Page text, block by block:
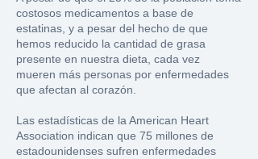
costosos medicamentos a base de
estatinas, y a pesar del hecho de que
hemos reducido la cantidad de grasa
presente en nuestra dieta, cada vez
mueren más personas por enfermedades
que afectan al corazón.
Las estadísticas de la American Heart
Association indican que 75 millones de
estadounidenses sufren enfermedades